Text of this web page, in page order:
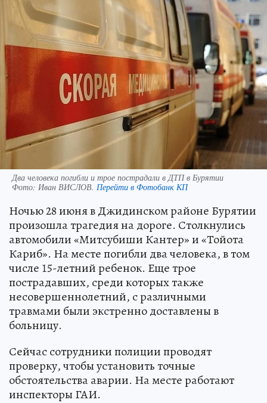
Два человека погибли и трое пострадали в ДТП в Бурятии
Фото: Иван ВИСЛОВ. Перейти в Фотобанк КП
Ночью 28 июня в Джидинском районе Бурятии
произошла трагедия на дороге. Столкнулись
автомобили «Митсубиши Кантер» и «Тойота
Кариб». На месте погибли два человека, в том
числе 15-летний ребенок. Еще трое
пострадавших, среди которых также
несовершеннолетний, с различными
травмами были экстренно доставлены в
больницу.
Сейчас сотрудники полиции проводят
проверку, чтобы установить точные
обстоятельства аварии. На месте работают
инспекторы ГАИ.